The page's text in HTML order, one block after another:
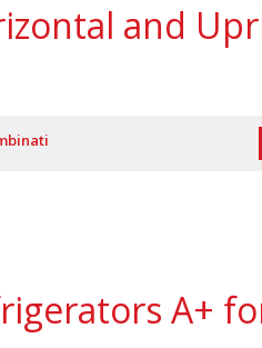
and
A+